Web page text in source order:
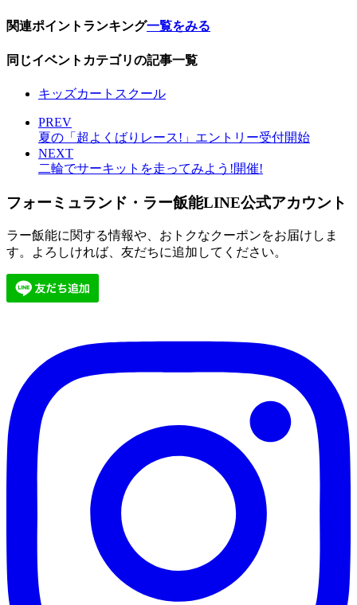
関連ポイントランキング一覧をみる
同じイベントカテゴリの記事一覧
キッズカートスクール
PREV
夏の「超よくばりレース!」エントリー受付開始
NEXT
二輪でサーキットを走ってみよう!開催!
フォーミュランド・ラー飯能LINE公式アカウント
ラー飯能に関する情報や、おトクなクーポンをお届けしま
す。よろしければ、友だちに追加してください。